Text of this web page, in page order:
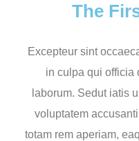
The
Excepteur sint
in culpa qui officia
laborum. Sedut iatis
voluptatem
totam rem aperiam,